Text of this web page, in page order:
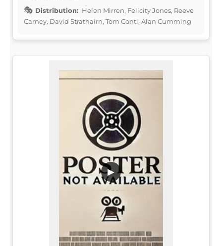
Distribution: Helen Mirren, Felicity Jones, Reeve
Carney, David Strathairn, Tom Conti, Alan Cumming
▶